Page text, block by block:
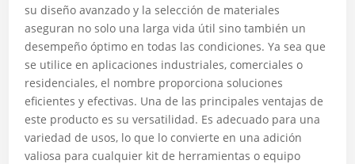
su diseño avanzado y la selección de materiales
aseguran no solo una larga vida útil sino también un
desempeño óptimo en todas las condiciones. Ya sea que
se utilice en aplicaciones industriales, comerciales o
residenciales, el nombre proporciona soluciones
eficientes y efectivas. Una de las principales ventajas de
este producto es su versatilidad. Es adecuado para una
variedad de usos, lo que lo convierte en una adición
valiosa para cualquier kit de herramientas o equipo